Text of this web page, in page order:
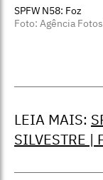
SPFW N58: Foz
Foto: Agência
LEIA MAIS:
SILVESTRE |